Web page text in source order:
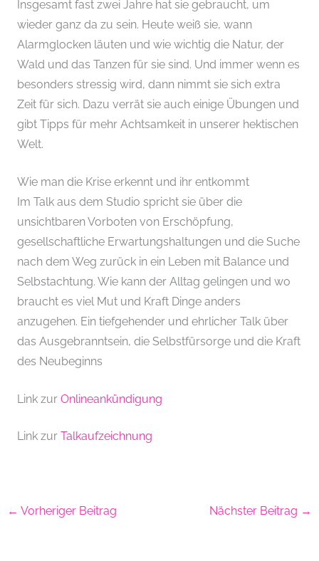
Insgesamt fast zwei Jahre hat sie gebraucht, um
wieder ganz da zu sein. Heute weiß sie, wann
Alarmglocken läuten und wie wichtig die Natur, der
Wald und das Tanzen für sie sind. Und immer wenn es
besonders stressig wird, dann nimmt sie sich extra
Zeit für sich. Dazu verrät sie auch einige Übungen und
gibt Tipps für mehr Achtsamkeit in unserer hektischen
Welt.
Wie man die Krise erkennt und ihr entkommt
Im Talk aus dem Studio spricht sie über die
unsichtbaren Vorboten von Erschöpfung,
gesellschaftliche Erwartungshaltungen und die Suche
nach dem Weg zurück in ein Leben mit Balance und
Selbstachtung. Wie kann der Alltag gelingen und wo
braucht es viel Mut und Kraft Dinge anders
anzugehen. Ein tiefgehender und ehrlicher Talk über
das Ausgebranntsein, die Selbstfürsorge und die Kraft
des Neubeginns
Link zur Onlineankündigung
Link zur Talkaufzeichnung
← Vorheriger Beitrag Nächster Beitrag →